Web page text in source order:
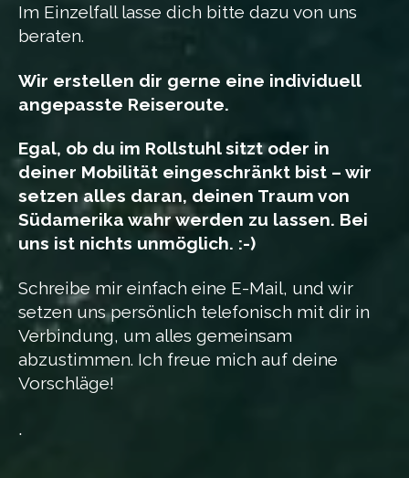
Im Einzelfall lasse dich bitte dazu von uns
beraten.
Wir erstellen dir gerne eine individuell
angepasste Reiseroute.
Egal, ob du im Rollstuhl sitzt oder in
deiner Mobilität eingeschränkt bist – wir
setzen alles daran, deinen Traum von
Südamerika wahr werden zu lassen. Bei
uns ist nichts unmöglich. :-)
Schreibe mir einfach eine E-Mail, und wir
setzen uns persönlich telefonisch mit dir in
Verbindung, um alles gemeinsam
abzustimmen. Ich freue mich auf deine
Vorschläge!
.